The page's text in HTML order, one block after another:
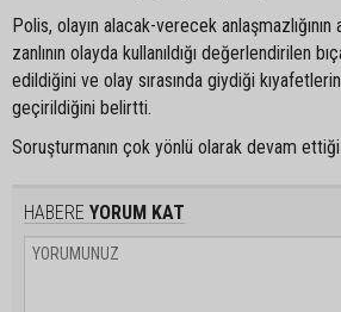
Polis, olayın alacak-verecek anlaşmazlığının
zanlının olayda kullanıldığı değerlendirilen
edildiğini ve olay sırasında giydiği
geçirildiğini belirtti.
Soruşturmanın çok yönlü olarak devam
HABERE YORUM KAT